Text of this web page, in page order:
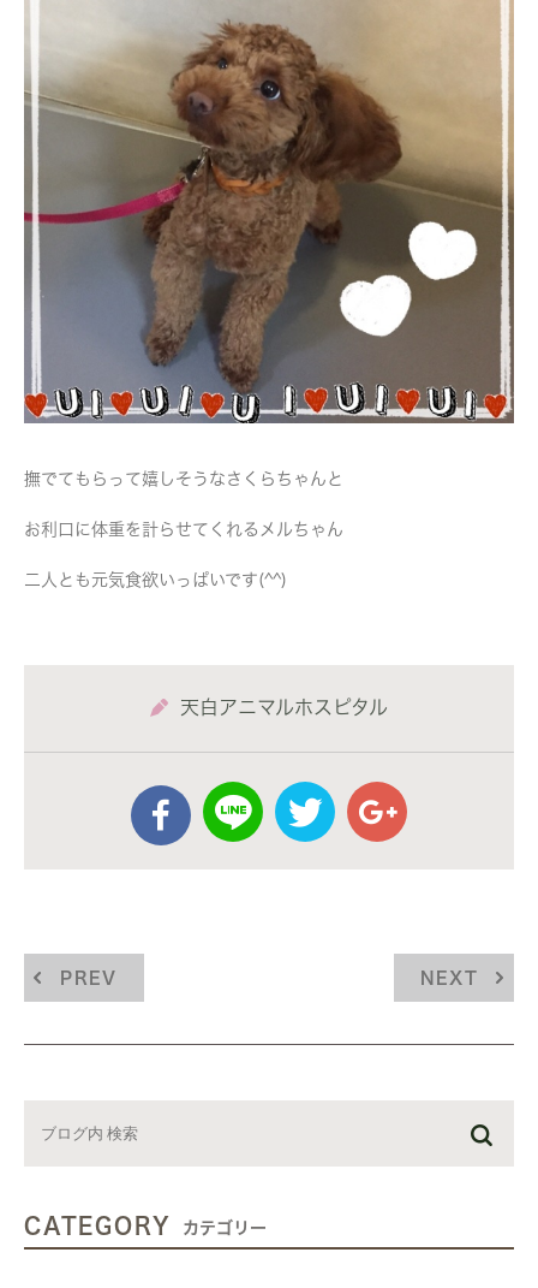
撫でてもらって嬉しそうなさくらちゃんと
お利口に体重を計らせてくれるメルちゃん
二人とも元気食欲いっぱいです(^^)
天白アニマルホスピタル
PREV NEXT
CATEGORY カテゴリー